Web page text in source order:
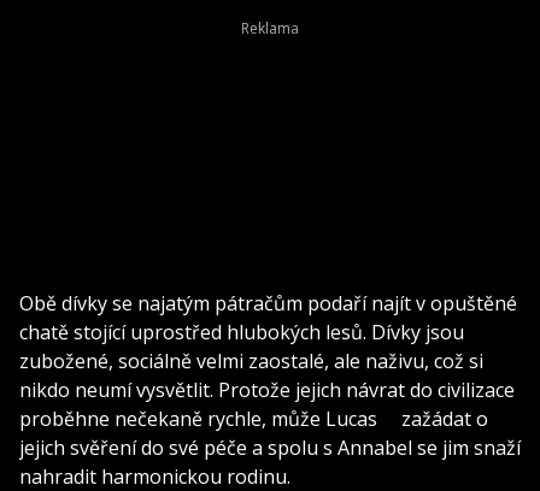
Obě dívky se najatým pátračům podaří najít v opuštěné
chatě stojící uprostřed hlubokých lesů. Dívky jsou
zubožené, sociálně velmi zaostalé, ale naživu, což si
nikdo neumí vysvětlit. Protože jejich návrat do civilizace
proběhne nečekaně rychle, může Lucas zažádat o
jejich svěření do své péče a spolu s Annabel se jim snaží
nahradit harmonickou rodinu.